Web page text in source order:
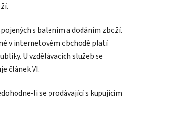
s balením a dodáním zboží.
v internetovém obchodě platí
U vzdělávacích služeb se
článek VI.
li se prodávající s kupujícím